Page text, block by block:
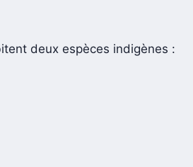
deux espèces indigènes :